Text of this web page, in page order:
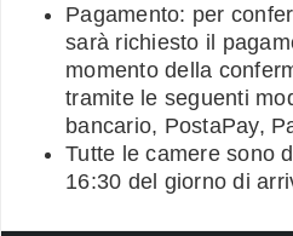
Pagamento: per
sarà richiesto il
momento della
tramite le seguenti
bancario, PostaPay,
Tutte le camere sono
16:30 del giorno di